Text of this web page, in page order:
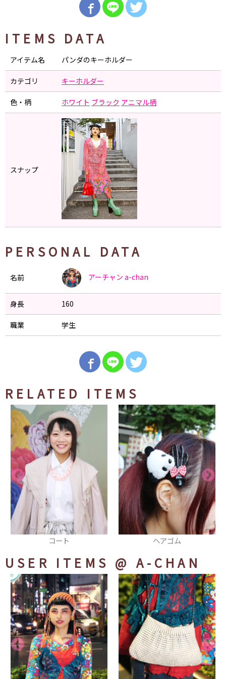
ITEMS DATA
アイテム名 パンダのキーホルダー
カテゴリ キーホルダー
色・柄 ホワイト ブラック アニマル柄
スナップ
PERSONAL DATA
名前 アーチャン a-chan
身長 160
職業 学生
RELATED ITEMS
ヘアゴム サンダル
USER ITEMS @ A-CHAN